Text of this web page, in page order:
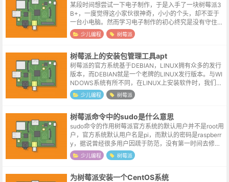
某段时间想尝试一下电子制作，于是入手了一块树莓派3
B+，一度觉得这小家伙很神奇，小小的个头，却不亚于
一台小电脑。然而学习电子制作的初心终究是没有守住，
树莓派跑了短短一周，就进了博主的格纳库。等到重新翻
抽屉找一个同样吃灰的小米盒子3c的...
少儿编程 树莓派
树莓派上的安装包管理工具apt
树莓派的官方系统基于DEBIAN，LINUX拥有众多的发行
版本，而DEBIAN就是一个老牌的LINUX发行版本。与WI
NDOWS系统有所不同，在LINUX上安装软件时，我们会
需要使用包管理工具，由包管理工具来负责程序的下载、
安装、升级...
少儿编程 树莓派
树莓派命令中的sudo是什么意思
sudo命令的作用树莓派官方系统的默认用户并不是root用
户，官方系统默认用户名是pi，而默认的密码是raspberr
y，据说曾经很多用户因疏于防范，没有第一时间去修改
树莓派默认的密码，导致出现过大范围被黑的情况。Linu
x操作系统是...
少儿编程 树莓派
为树莓派安装一个CentOS系统